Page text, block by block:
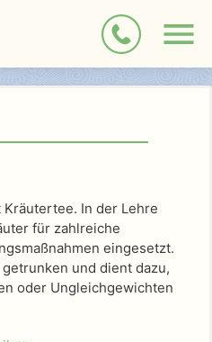
In der Lehre
für zahlreiche
eingesetzt.
und dient dazu,
oder Ungleichgewichten